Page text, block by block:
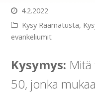
4.2.2022
Kysy Raamatusta,
evankeliumit
Kysymys:
50, jonka